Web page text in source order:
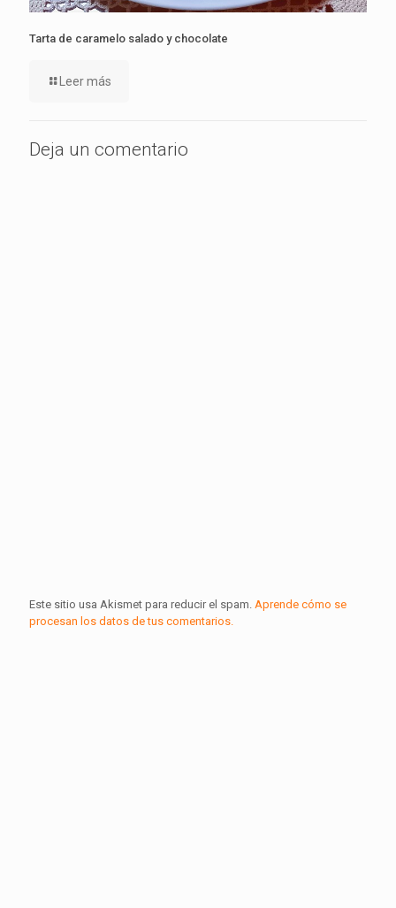
Tarta de caramelo salado y chocolate
Leer más
Deja un comentario
Este sitio usa Akismet para reducir el spam. Aprende cómo se
procesan los datos de tus comentarios.